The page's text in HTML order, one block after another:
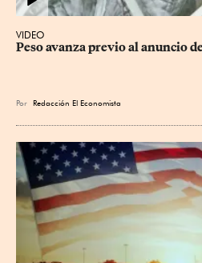
VIDEO
Peso avanza previo al anuncio
Por Redacción El Economista